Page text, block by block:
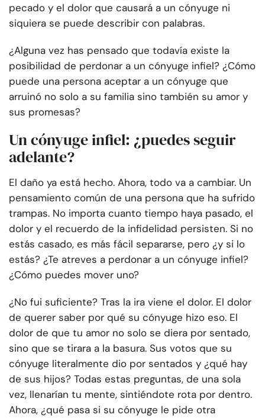
pecado y el dolor que causará a un cónyuge ni
siquiera se puede describir con palabras.
¿Alguna vez has pensado que todavía existe la
posibilidad de perdonar a un cónyuge infiel? ¿Cómo
puede una persona aceptar a un cónyuge que
arruinó no solo a su familia sino también su amor y
sus promesas?
Un cónyuge infiel: ¿puedes seguir
adelante?
El daño ya está hecho. Ahora, todo va a cambiar. Un
pensamiento común de una persona que ha sufrido
trampas. No importa cuanto tiempo haya pasado, el
dolor y el recuerdo de la infidelidad persisten. Si no
estás casado, es más fácil separarse, pero ¿y si lo
estás? ¿Te atreves a perdonar a un cónyuge infiel?
¿Cómo puedes mover uno?
¿No fui suficiente? Tras la ira viene el dolor. El dolor
de querer saber por qué su cónyuge hizo eso. El
dolor de que tu amor no solo se diera por sentado,
sino que se tirara a la basura. Sus votos que su
cónyuge literalmente dio por sentados y ¿qué hay
de sus hijos? Todas estas preguntas, de una sola
vez, llenarían tu mente, sintiéndote rota por dentro.
Ahora, ¿qué pasa si su cónyuge le pide otra